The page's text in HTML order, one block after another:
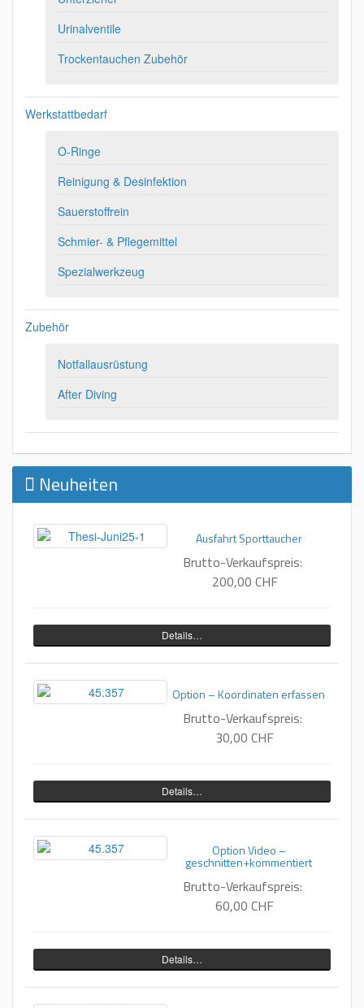
Urinalventile
Trockentauchen Zubehör
Werkstattbedarf
O-Ringe
Reinigung & Desinfektion
Sauerstoffrein
Schmier- & Pflegemittel
Spezialwerkzeug
Zubehör
Notfallausrüstung
After Diving
Neuheiten
Ausfahrt Sporttaucher
Brutto-Verkaufspreis:
200,00 CHF
Details…
Option – Koordinaten erfassen
Brutto-Verkaufspreis:
30,00 CHF
Details…
Option Video –
geschnitten+kommentiert
Brutto-Verkaufspreis:
60,00 CHF
Details…